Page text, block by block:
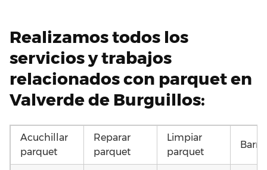
Realizamos todos los
servicios y trabajos
relacionados con parquet en
Valverde de Burguillos:
Acuchillar
parquet
Reparar
parquet
Limpiar
parquet